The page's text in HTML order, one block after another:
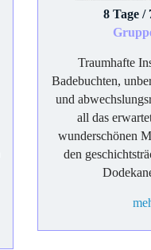
8 Tage /
Traumhafte
Badebuchten,
und
all das
wunderschönen
den